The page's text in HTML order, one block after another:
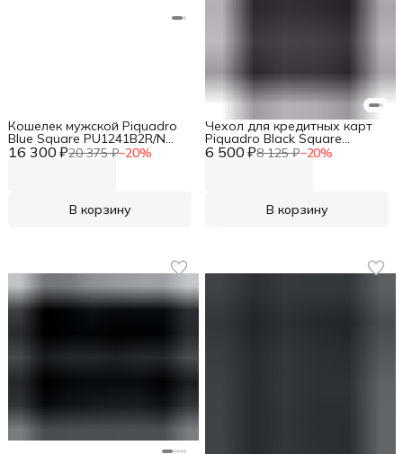
16 300 ₽20 375 ₽−20%
Кошелек мужской Piquadro
Blue Square PU1241B2R/N
черный натур.кожа
В корзину
6 500 ₽8 125 ₽−20%
Чехол для кредитных карт
Piquadro Black Square
PP4825B3R/N черный
В корзину